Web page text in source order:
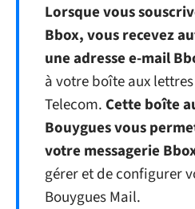
Lorsque vous
Bbox, vous recevez
une adresse e-mail
à votre boîte aux
Telecom. Cette boîte
Bouygues vous
votre messagerie
gérer et de configurer
Bouygues Mail.